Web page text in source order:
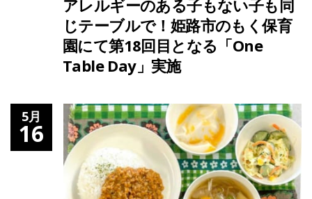
アレルギーのある子もない子も同
じテーブルで！姫路市のもく保育
園にて第18回目となる「One
Table Day」実施
5月
16